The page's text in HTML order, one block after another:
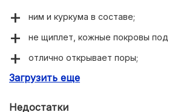
ним и куркума в составе;
не щиплет, кожные покровы
отлично открывает поры;
хорошо очищает и убирает
Загрузить еще
Недостатки